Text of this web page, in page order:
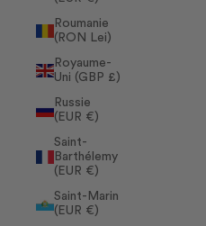
Roumanie
(RON Lei)
Royaume-
Uni (GBP £)
Russie
(EUR €)
Saint-
Barthélemy
(EUR €)
Saint-Marin
(EUR €)